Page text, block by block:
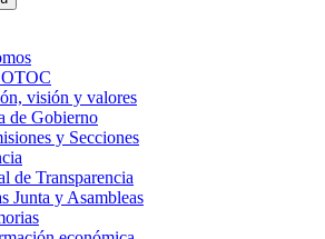
visión y valores
de Gobierno
y Secciones
de Transparencia
Junta y Asambleas